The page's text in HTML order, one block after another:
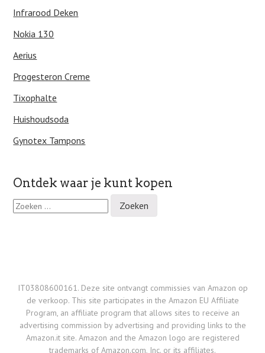
Infrarood Deken
Nokia 130
Aerius
Progesteron Creme
Tixophalte
Huishoudsoda
Gynotex Tampons
Ontdek waar je kunt kopen
Z
o
IT03808600161. Deze site ontvangt commissies van Amazon op
de verkoop. This site participates in the Amazon EU Affiliate
Program, an affiliate program that allows sites to receive an
advertising commission by advertising and providing links to the
Amazon.it site. Amazon and the Amazon logo are registered
trademarks of Amazon.com, Inc. or its affiliates.